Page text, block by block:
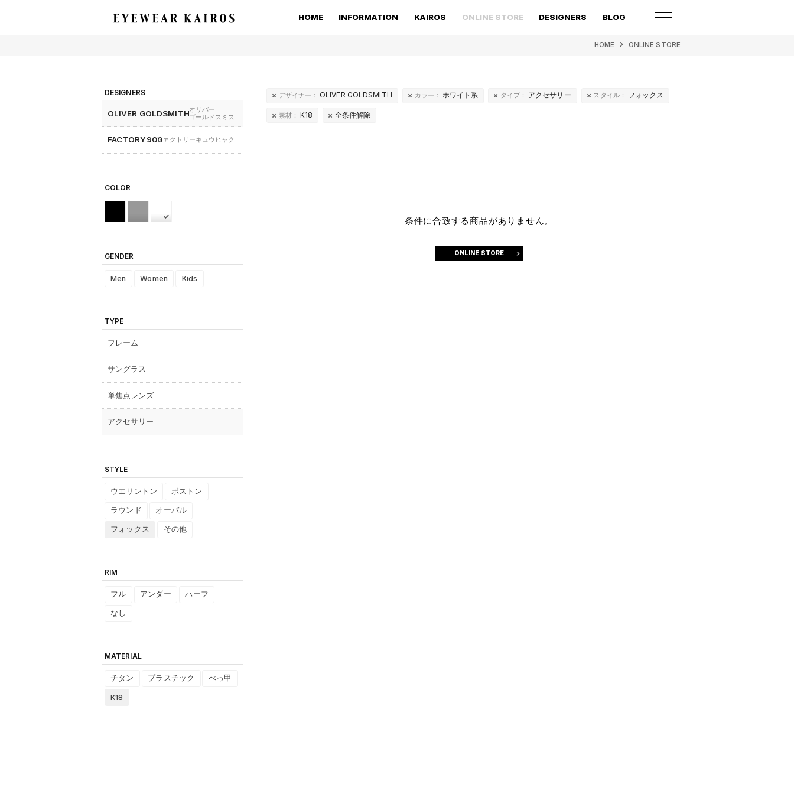
HOME INFORMATION KAIROS ONLINE STORE DESIGNERS BLOG
HOME ONLINE STORE
デザイナー： OLIVER GOLDSMITH カラー： ホワイト系 タイプ： アクセサリー スタイル： フォックス
素材： K18 全条件解除
条件に合致する商品がありません。
ONLINE STORE
DESIGNERS
OLIVER GOLDSMITHオリバー
ゴールドスミス
FACTORY900ファクトリーキュウヒャク
COLOR
GENDER
Men Women Kids
TYPE
フレーム
サングラス
単焦点レンズ
アクセサリー
STYLE
ウエリントン ボストン
ラウンド オーバル
フォックス その他
RIM
フル アンダー ハーフ
なし
MATERIAL
チタン プラスチック べっ甲
K18